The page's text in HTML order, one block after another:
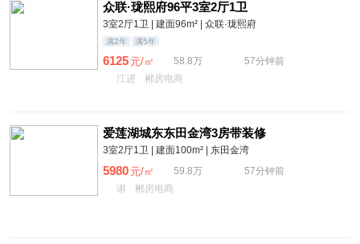
众联·珑熙府96平3室2厅1卫
3室2厅1卫 | 建面96m² | 众联·珑熙府
满2年 满5年
6125 元/㎡ 58.8万
57分钟前
江进
郴房电商
爱莲湖城东东田金湾3房带装修
3室2厅1卫 | 建面100m² | 东田金湾
5980 元/㎡ 59.8万
57分钟前
谢
郴房电商